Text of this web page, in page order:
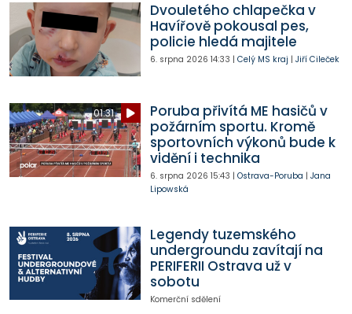
Dvouletého chlapečka v
Havířově pokousal pes,
policie hledá majitele
6. srpna 2026 14:33 | Celý MS kraj | Jiří Cileček
01:31
Poruba přivítá ME hasičů v
požárním sportu. Kromě
sportovních výkonů bude k
vidění i technika
6. srpna 2026 15:43 | Ostrava-Poruba | Jana
Lipowská
Legendy tuzemského
undergroundu zavítají na
PERIFERII Ostrava už v
sobotu
Komerční sdělení